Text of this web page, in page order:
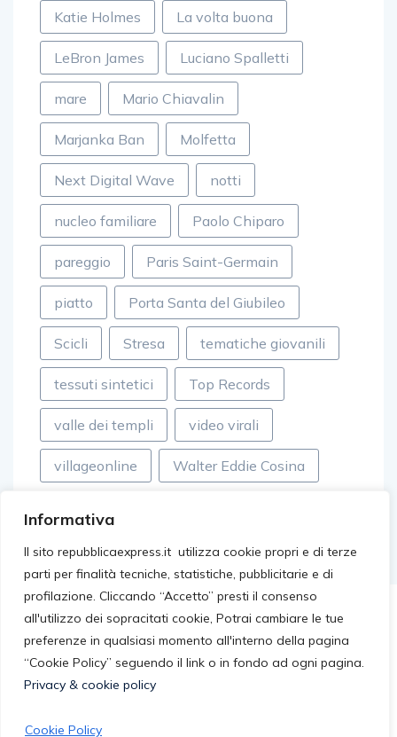
Informativa
Il sito repubblicaexpress.it utilizza cookie propri e di terze
parti per finalità tecniche, statistiche, pubblicitarie e di
profilazione. Cliccando “Accetto” presti il consenso
all'utilizzo dei sopracitati cookie, Potrai cambiare le tue
preferenze in qualsiasi momento all'interno della pagina
“Cookie Policy” seguendo il link o in fondo ad ogni pagina.
Privacy & cookie policy
Cookie Policy
Katie Holmes La volta buona
LeBron James Luciano Spalletti
mare Mario Chiavalin
Marjanka Ban Molfetta
Next Digital Wave notti
nucleo familiare Paolo Chiparo
pareggio Paris Saint-Germain
piatto Porta Santa del Giubileo
Scicli Stresa tematiche giovanili
tessuti sintetici Top Records
valle dei templi video virali
villageonline Walter Eddie Cosina